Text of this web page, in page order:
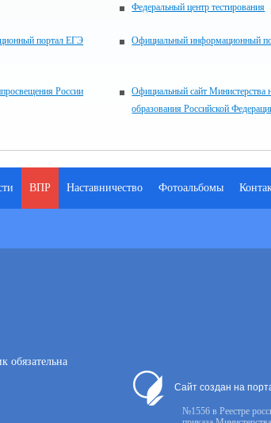
Федеральный центр тестирования
портал ЕГЭ Официальный информационный
России
Официальный сайт Министерства
образования Российской
ВПР Наставничество Фотоальбомы
обязательна
Сайт создан на
№1556 в Реестре